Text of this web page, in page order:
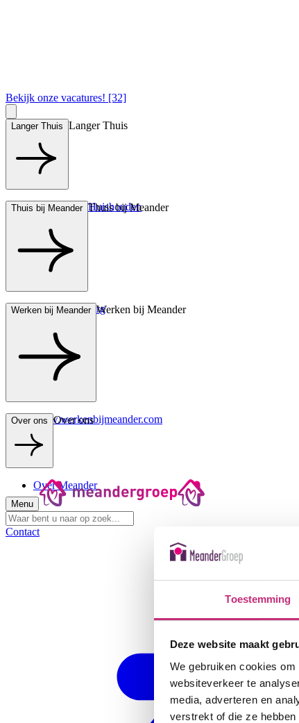
Toestemming
Deze website maakt
We gebruiken cookies
websiteverkeer te
media, adverteren en
verstrekt of die ze
Bekijk onze vacatures! [32]
Langer Thuis Langer Thuis
Hulp bij het Huishouden
Thuis bij Meander Thuis bij Meander
Wonen met zorg
Werken bij Meander Werken bij Meander
www.werkenbijmeander.com
Over ons Over ons
Over Meander
Menu
Contact